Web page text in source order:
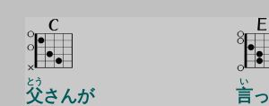
父
とう
さんが 言
い